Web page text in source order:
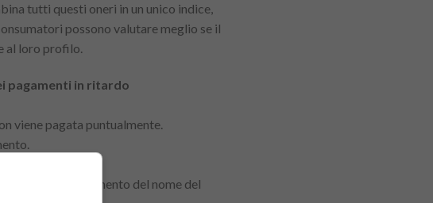
tutti questi oneri in un unico indice,
possono valutare meglio se il
al loro profilo.
pagamenti in ritardo
viene pagata puntualmente.
debito o l’inserimento del nome del